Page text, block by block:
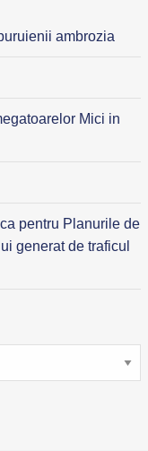
ambrozia
Mici in
pentru Planurile de
generat de traficul